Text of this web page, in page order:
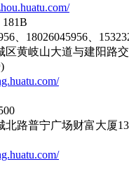
、18026045956、
区黄岐山大道与建阳路
北路普宁广场财富大厦